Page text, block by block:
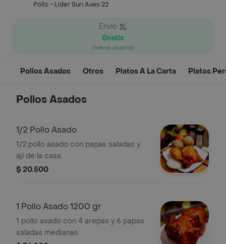
Pollo - Lider Suri Aves 22
Envío
Gratis
(nuevos usuarios)
Pollos Asados Otros Platos A La Carta Platos
Pollos Asados
1/2 Pollo Asado
1/2 pollo asado con papas saladas y
ají de la casa.
$ 20.500
1 Pollo Asado 1200 gr
1 pollo asado con 4 arepas y 6 papas
saladas medianas.